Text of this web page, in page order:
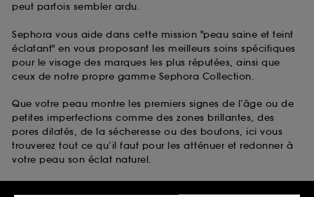
peut parfois sembler ardu.
Sephora vous aide dans cette mission "peau saine et teint
éclatant" en vous proposant les meilleurs soins spécifiques
pour le visage des marques les plus réputées, ainsi que
ceux de notre propre gamme Sephora Collection.
Que votre peau montre les premiers signes de l’âge ou de
petites imperfections comme des zones brillantes, des
pores dilatés, de la sécheresse ou des boutons, ici vous
trouverez tout ce qu’il faut pour les atténuer et redonner à
votre peau son éclat naturel.